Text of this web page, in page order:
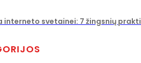
svetainei: 7 žingsnių